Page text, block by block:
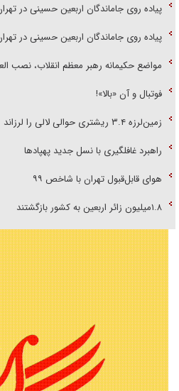
پیاده روی جاماندگان اربعین حسینی در
پیاده روی جاماندگان اربعین حسینی در
مواضع حکیمانه رهبر معظم انقلاب، نصب
فوتبال و آن «بالا»!
زمین‌لرزه ۳.۴ ریشتری حوالی لالی را لرزاند
راهبرد غافلگیری با نسل جدید پهپاد‌ها
هوای قابل‌قبول تهران با شاخص ۹۹
۱.۸میلیون زائر اربعین به کشور بازگشتند